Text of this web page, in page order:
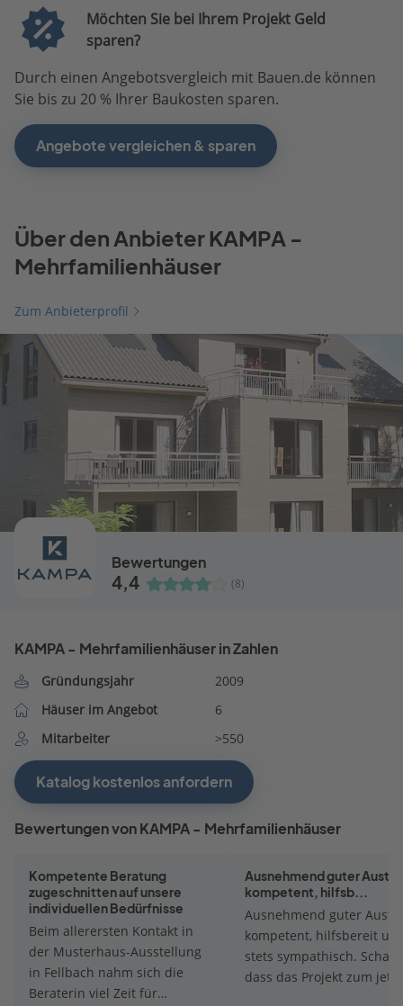
Möchten Sie bei Ihrem Projekt Geld
sparen?
Durch einen Angebotsvergleich mit Bauen.de können
Sie bis zu 20 % Ihrer Baukosten sparen.
Angebote vergleichen & sparen
Über den Anbieter KAMPA -
Mehrfamilienhäuser
Zum Anbieterprofil
Bewertungen
4,4 (8)
KAMPA - Mehrfamilienhäuser in Zahlen
Gründungsjahr
2009
Häuser im Angebot
6
Mitarbeiter
>550
Katalog kostenlos anfordern
Bewertungen von KAMPA - Mehrfamilienhäuser
Kompetente Beratung
zugeschnitten auf unsere
individuellen Bedürfnisse
Beim allerersten Kontakt in
der Musterhaus-Ausstellung
in Fellbach nahm sich die
Beraterin viel Zeit für
Ausnehmend guter
kompetent, hilfsb...
Ausnehmend guter
kompetent, hilfsbereit
stets sympathisch.
dass das Projekt zum